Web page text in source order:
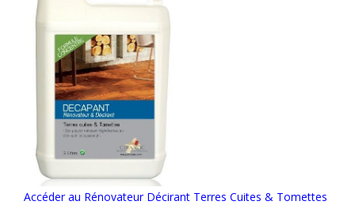
Accéder au Rénovateur Décirant Terres Cuites & Tomettes